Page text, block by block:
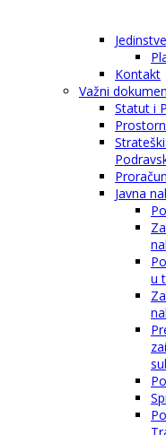
Kontakt
Važni
Statut i
Proračun
Javna
u